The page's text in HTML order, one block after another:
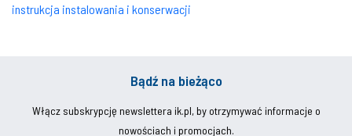
instrukcja instalowania i konserwacji
Bądź na bieżąco
Włącz subskrypcję newslettera ik.pl, by otrzymywać informacje o
nowościach i promocjach.